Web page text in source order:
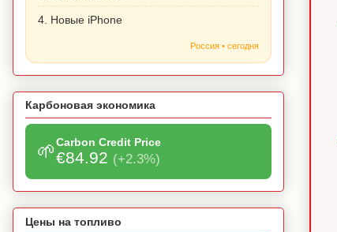
4. Новые iPhone
Россия • сегодня
Карбоновая экономика
🌱Carbon Credit Price
€84.92 (+2.3%)
Цены на топливо